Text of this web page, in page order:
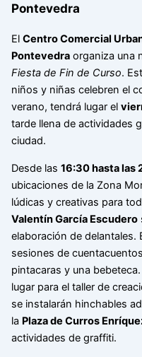
Pontevedra
El Centro Comercial
Pontevedraorganiza una
Fiesta de Fin de Curso.
niños y niñas celebren el
verano, tendrá lugar el
tarde llena de actividades
ciudad.
Desde las 16:30 hasta las
ubicaciones de la Zona
lúdicas y creativas para
Valentín García Escudero
elaboración de delantales.
sesiones de
pintacaras y una bebeteca.
lugar para el taller de
se instalarán hinchables
la Plaza de Curros
actividades de graffiti.